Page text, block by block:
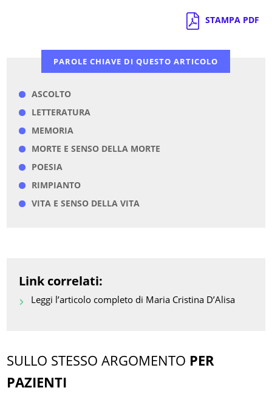
STAMPA PDF
PAROLE CHIAVE DI QUESTO ARTICOLO
ASCOLTO
LETTERATURA
MEMORIA
MORTE E SENSO DELLA MORTE
POESIA
RIMPIANTO
VITA E SENSO DELLA VITA
Link correlati:
Leggi l’articolo completo di Maria Cristina D’Alisa
SULLO STESSO ARGOMENTO PER
PAZIENTI